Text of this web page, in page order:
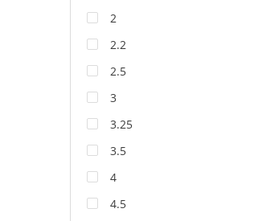
2
2.2
2.5
3
3.25
3.5
4
4.5